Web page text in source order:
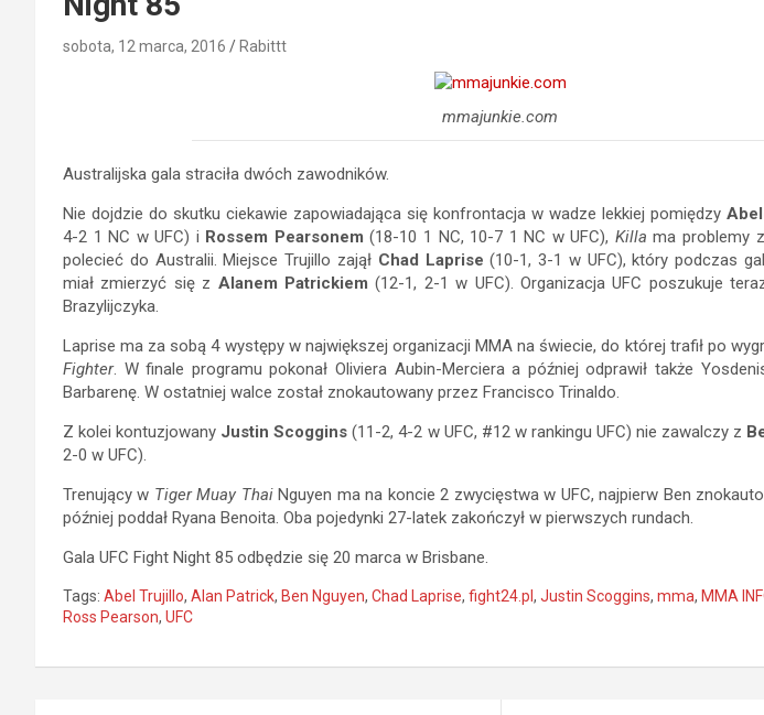
sobota, 12 marca, 2016 Rabittt
mmajunkie.com
Australijska gala straciła dwóch zawodników.
Nie dojdzie do skutku ciekawie zapowiadająca się konfrontacja w wadze lekkiej pomiędzy
4-2 1 NC w UFC) i Rossem Pearsonem (18-10 1 NC, 10-7 1 NC w UFC), Killa ma problemy
polecieć do Australii. Miejsce Trujillo zajął Chad Laprise (10-1, 3-1 w UFC), który podczas
miał zmierzyć się z Alanem Patrickiem (12-1, 2-1 w UFC). Organizacja UFC poszukuje
Brazylijczyka.
Laprise ma za sobą 4 występy w największej organizacji MMA na świecie, do której trafił po
Fighter. W finale programu pokonał Oliviera Aubin-Merciera a później odprawił także
Barbarenę. W ostatniej walce został znokautowany przez Francisco Trinaldo.
Z kolei kontuzjowany Justin Scoggins (11-2, 4-2 w UFC, #12 w rankingu UFC) nie zawalczy z
2-0 w UFC).
Trenujący w Tiger Muay ThaiNguyen ma na koncie 2 zwycięstwa w UFC, najpierw Ben
później poddał Ryana Benoita. Oba pojedynki 27-latek zakończył w pierwszych rundach.
Gala UFC Fight Night 85 odbędzie się 20 marca w Brisbane.
Tags: Abel Trujillo, Alan Patrick, Ben Nguyen, Chad Laprise, fight24.pl , Justin Scoggins, mma, MMA
Ross Pearson, UFC